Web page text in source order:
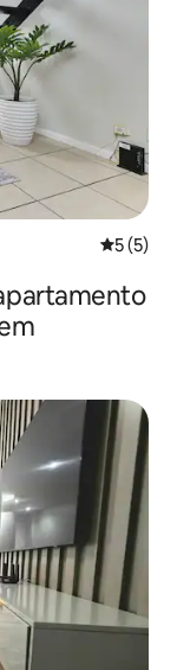
5 de
5 (5)